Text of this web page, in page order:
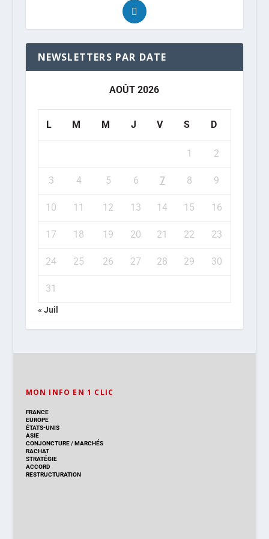
NEWSLETTERS PAR DATE
AOÛT 2026
L M M J V S D
1 2
3 4 5 6 7 8 9
10 11 12 13 14 15 16
17 18 19 20 21 22 23
24 25 26 27 28 29 30
31
« Juil
MON INFO EN 1 CLIC
FRANCE
EUROPE
ÉTATS-UNIS
ASIE
CONJONCTURE/MARCHÉS
RACHAT
STRATÉGIE
ACCORD
RESTRUCTURATION